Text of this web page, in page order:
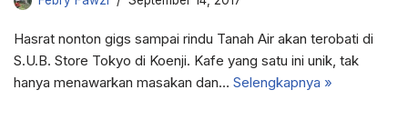
Hasrat nonton gigs sampai rindu Tanah Air akan terobati di
S.U.B. Store Tokyo di Koenji. Kafe yang satu ini unik, tak
hanya menawarkan masakan dan… Selengkapnya »